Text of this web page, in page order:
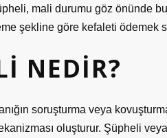
mali durumu göz önünde
şekline göre kefaleti ödemek
NEDIR?
soruşturma veya
oluşturur. Şüpheli